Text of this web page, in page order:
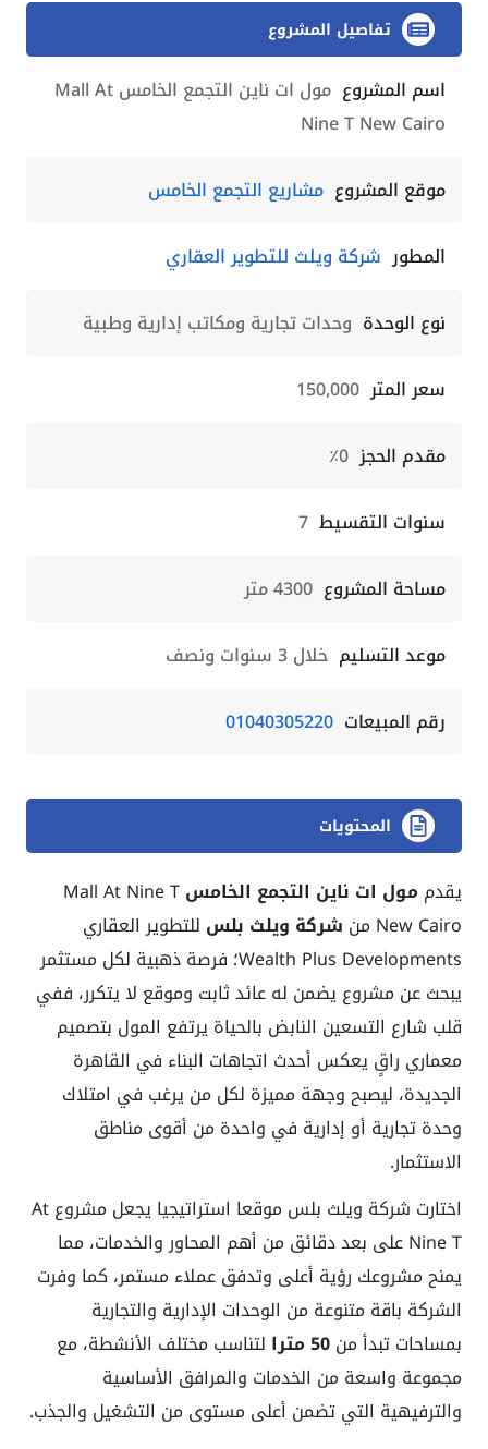
تفاصيل المشروع
اسم المشروع
مول ات ناين التجمع الخامس Mall At
Nine T New Cairo
موقع المشروع مشاريع التجمع الخامس
المطور شركة ويلث للتطوير العقاري
نوع الوحدة وحدات تجارية ومكاتب إدارية وطبية
سعر المتر 150,000
مقدم الحجز 0٪
سنوات التقسيط 7
مساحة المشروع 4300 متر
موعد التسليم خلال 3 سنوات ونصف
رقم المبيعات 01040305220
المحتويات
يقدممول ات ناين التجمع الخامسMall At Nine T
New Cairo من
شركة ويلث بلس للتطوير العقاري
Wealth Plus Developments؛ فرصة ذهبية لكل مستثمر
يبحث عن مشروع يضمن له عائد ثابت وموقع لا يتكرر، ففي
قلب شارع التسعين النابض بالحياة يرتفع المول بتصميم
معماري راقٍ يعكس أحدث اتجاهات البناء في القاهرة
الجديدة، ليصبح وجهة مميزة لكل من يرغب في امتلاك
وحدة تجارية أو إدارية في واحدة من أقوى مناطق
الاستثمار.
اختارت شركة ويلث بلس موقعا استراتيجيا يجعل مشروع At
Nine T على بعد دقائق من أهم المحاور والخدمات، مما
يمنح مشروعك رؤية أعلى وتدفق عملاء مستمر، كما وفرت
الشركة باقة متنوعة من الوحدات الإدارية والتجارية
بمساحات تبدأ من50 مترا
لتناسب مختلف الأنشطة، مع
مجموعة واسعة من الخدمات والمرافق الأساسية
والترفيهية التي تضمن أعلى مستوى من التشغيل والجذب.